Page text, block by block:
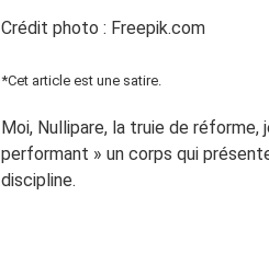
Crédit photo : Freepik.com
*Cet article est une satire.
Moi, Nullipare, la truie de réforme,
performant » un corps qui
discipline.